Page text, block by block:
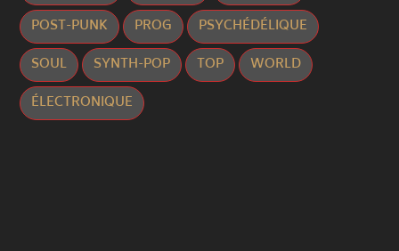
POST-PUNK
PROG
PSYCHÉDÉLIQUE
SOUL
SYNTH-POP TOP
WORLD
ÉLECTRONIQUE